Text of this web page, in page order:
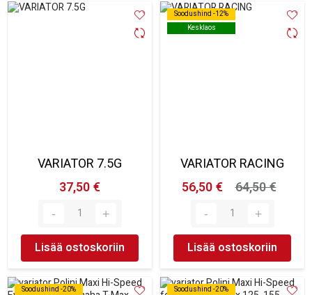
VARIATOR 7.5G
37,50 €
Lisää ostoskoriin
Soodushind -12%
Kesklaos
Soodushind -12%
Kesklaos
VARIATOR RACING
56,50 €
64,50 €
Lisää ostoskoriin
Soodushind -20%
Soodushind -20%
Soodushind -20%
Soodushind -20%